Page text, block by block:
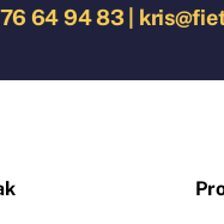
64 94 83|